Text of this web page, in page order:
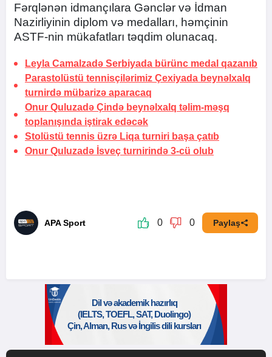
Fərqlənən idmançılara Gənclər və İdman
Nazirliyinin diplom və medalları, həmçinin
ASTF-nin mükafatları təqdim olunacaq.
Leyla Camalzadə Serbiyada bürünc medal qazanıb
Parastolüstü tennisçilərimiz Çexiyada beynəlxalq
turnirdə mübarizə aparacaq
Onur Quluzadə Çində beynəlxalq təlim-məşq
toplanışında iştirak edəcək
Stolüstü tennis üzrə Liqa turniri başa çatıb
Onur Quluzadə İsveç turnirində 3-cü olub
APA Sport 0 0 Paylaş